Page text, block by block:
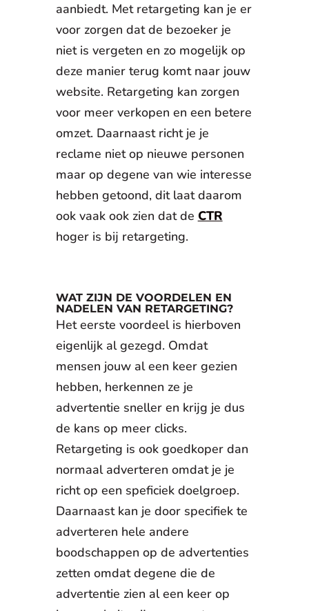
aanbiedt. Met retargeting kan je er
voor zorgen dat de bezoeker je
niet is vergeten en zo mogelijk op
deze manier terug komt naar jouw
website. Retargeting kan zorgen
voor meer verkopen en een betere
omzet. Daarnaast richt je je
reclame niet op nieuwe personen
maar op degene van wie interesse
hebben getoond, dit laat daarom
ook vaak ook zien dat de CTR
hoger is bij retargeting.
WAT ZIJN DE VOORDELEN EN
NADELEN VAN RETARGETING?
Het eerste voordeel is hierboven
eigenlijk al gezegd. Omdat
mensen jouw al een keer gezien
hebben, herkennen ze je
advertentie sneller en krijg je dus
de kans op meer clicks.
Retargeting is ook goedkoper dan
normaal adverteren omdat je je
richt op een speficiek doelgroep.
Daarnaast kan je door specifiek te
adverteren hele andere
boodschappen op de advertenties
zetten omdat degene die de
advertentie zien al een keer op